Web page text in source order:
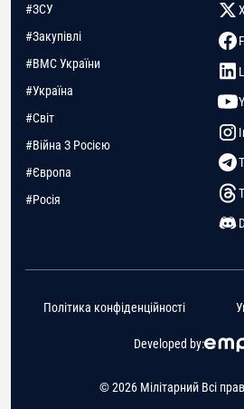
#ЗСУ
#Закупівлі
#ВМС України
#Україна
#Світ
#Війна З Росією
#Європа
#Росія
X
© 2026 Мілітарний Всі
Developed by:
Політика конфіденційності